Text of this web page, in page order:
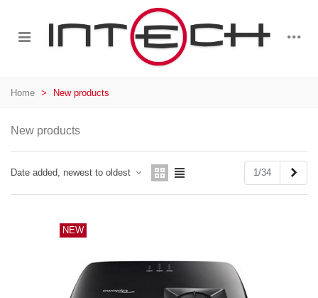
Home > New products
New products
Date added, newest to oldest 1/34
NEW